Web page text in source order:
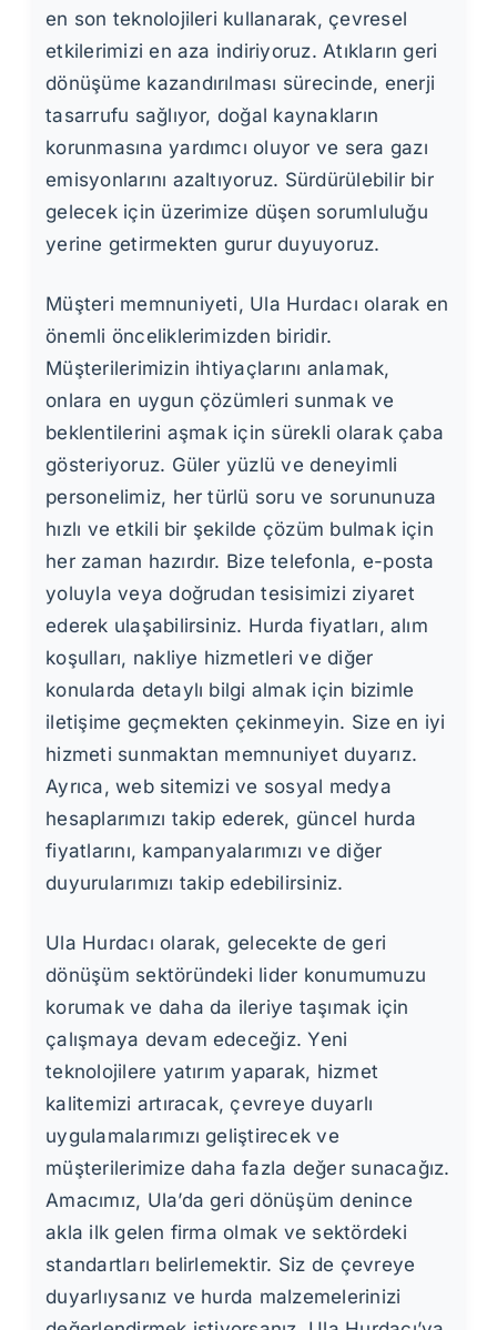
en son teknolojileri kullanarak, çevresel
etkilerimizi en aza indiriyoruz. Atıkların geri
dönüşüme kazandırılması sürecinde, enerji
tasarrufu sağlıyor, doğal kaynakların
korunmasına yardımcı oluyor ve sera gazı
emisyonlarını azaltıyoruz. Sürdürülebilir bir
gelecek için üzerimize düşen sorumluluğu
yerine getirmekten gurur duyuyoruz.
Müşteri memnuniyeti, Ula Hurdacı olarak en
önemli önceliklerimizden biridir.
Müşterilerimizin ihtiyaçlarını anlamak,
onlara en uygun çözümleri sunmak ve
beklentilerini aşmak için sürekli olarak çaba
gösteriyoruz. Güler yüzlü ve deneyimli
personelimiz, her türlü soru ve sorununuza
hızlı ve etkili bir şekilde çözüm bulmak için
her zaman hazırdır. Bize telefonla, e-posta
yoluyla veya doğrudan tesisimizi ziyaret
ederek ulaşabilirsiniz. Hurda fiyatları, alım
koşulları, nakliye hizmetleri ve diğer
konularda detaylı bilgi almak için bizimle
iletişime geçmekten çekinmeyin. Size en iyi
hizmeti sunmaktan memnuniyet duyarız.
Ayrıca, web sitemizi ve sosyal medya
hesaplarımızı takip ederek, güncel hurda
fiyatlarını, kampanyalarımızı ve diğer
duyurularımızı takip edebilirsiniz.
Ula Hurdacı olarak, gelecekte de geri
dönüşüm sektöründeki lider konumumuzu
korumak ve daha da ileriye taşımak için
çalışmaya devam edeceğiz. Yeni
teknolojilere yatırım yaparak, hizmet
kalitemizi artıracak, çevreye duyarlı
uygulamalarımızı geliştirecek ve
müşterilerimize daha fazla değer sunacağız.
Amacımız, Ula’da geri dönüşüm denince
akla ilk gelen firma olmak ve sektördeki
standartları belirlemektir. Siz de çevreye
duyarlıysanız ve hurda malzemelerinizi